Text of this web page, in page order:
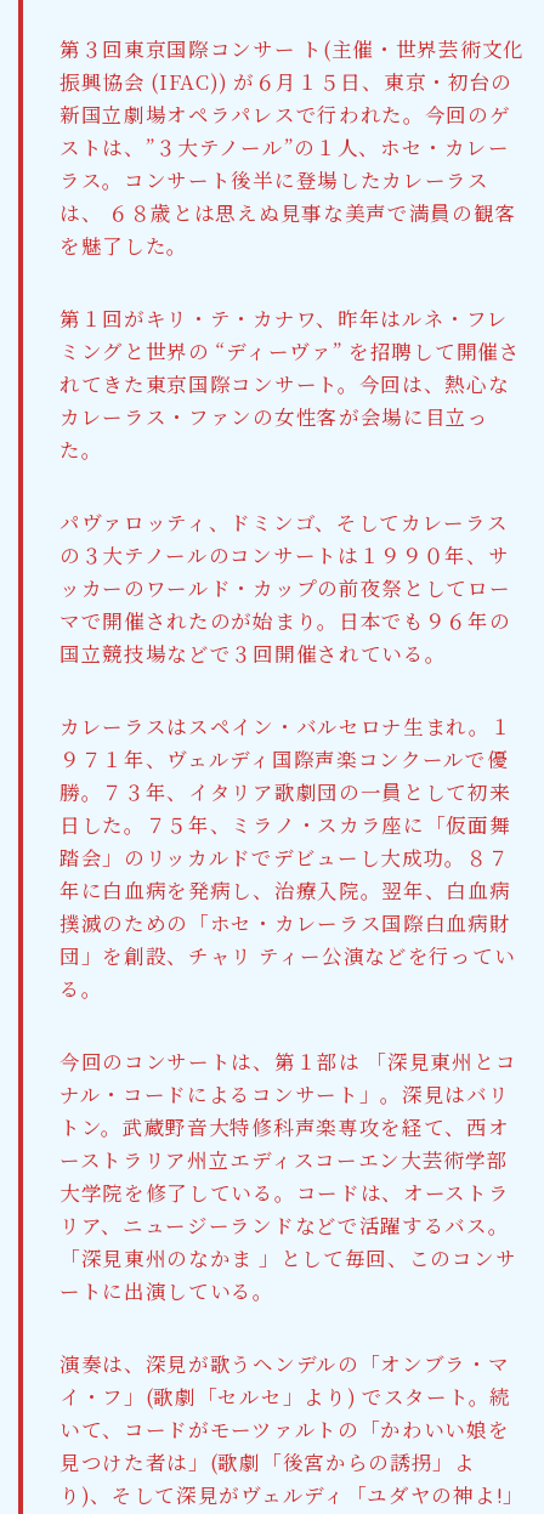
第３回東京国際コンサー ト(主催・世界芸術文化
振興協会 (IFAC)) が６月１５日、東京・初台の
新国立劇場オペラパレスで行われた。今回のゲ
ストは、”３大テノール”の１人、ホセ・カレー
ラス。コンサート後半に登場したカレーラス
は、 ６８歳とは思えぬ見事な美声で満員の観客
を魅了した。
第１回がキリ・テ・カナワ、昨年はルネ・フレ
ミングと世界の “ディーヴァ” を招聘して開催さ
れてきた東京国際コンサート。今回は、熱心な
カレーラス・ファンの女性客が会場に目立っ
た。
パヴァロッティ、ドミンゴ、そしてカレーラス
の３大テノールのコンサートは１９９０年、サ
ッカーのワールド・カップの前夜祭としてロー
マで開催されたのが始まり。日本でも９６年の
国立競技場などで３回開催されている。
カレーラスはスペイン・バルセロナ生まれ。１
９７１年、ヴェルディ国際声楽コンクールで優
勝。７３年、イタリア歌劇団の一員として初来
日した。７５年、ミラノ・スカラ座に「仮面舞
踏会」のリッカルドでデビューし大成功。８７
年に白血病を発病し、治療入院。翌年、白血病
撲滅のための「ホセ・カレーラス国際白血病財
団」を創設、チャリ ティー公演などを行ってい
る。
今回のコンサートは、第１部は 「深見東州とコ
ナル・コードによるコンサート」。深見はバリ
トン。武蔵野音大特修科声楽専攻を経て、西オ
ーストラリア州立エディスコーエン大芸術学部
大学院を修了している。コードは、オーストラ
リア、ニュージーランドなどで活躍するバス。
「深見東州のなかま 」として毎回、このコンサ
ートに出演している。
演奏は、深見が歌うヘンデルの「オンブラ・マ
イ・フ」(歌劇「セルセ」より) でスタート。続
いて、コードがモーツァルトの「かわいい娘を
見つけた者は」(歌劇「後宮からの誘拐」よ
り)、そして深見がヴェルディ「ユダヤの神よ!」